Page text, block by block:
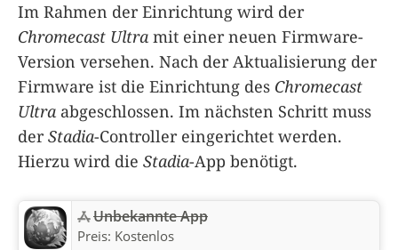
Im Rahmen der Einrichtung wird der
Chromecast Ultra mit einer neuen Firmware-
Version versehen. Nach der Aktualisierung der
Firmware ist die Einrichtung des Chromecast
Ultra abgeschlossen. Im nächsten Schritt muss
derStadia-Controller eingerichtet werden.
Hierzu wird die Stadia-App benötigt.
Unbekannte App
Preis: Kostenlos